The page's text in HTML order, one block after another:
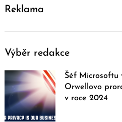
Reklama
Výběr redakce
Šéf Microsoftu
Orwellovo
v roce 2024